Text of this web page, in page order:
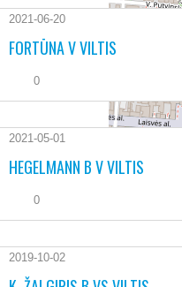
2021-06-20
FORTŪNA V VILTIS
0
2021-05-01
HEGELMANN B V VILTIS
0
2019-10-02